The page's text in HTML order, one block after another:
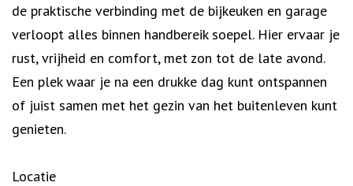
de praktische verbinding met de bijkeuken en garage
verloopt alles binnen handbereik soepel. Hier ervaar je
rust, vrijheid en comfort, met zon tot de late avond.
Een plek waar je na een drukke dag kunt ontspannen
of juist samen met het gezin van het buitenleven kunt
genieten.
Locatie